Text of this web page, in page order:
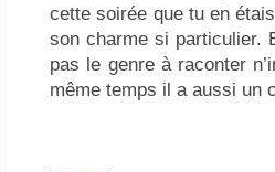
cette soirée que tu en
son charme si particulier.
pas le genre à raconter
même temps il a aussi un